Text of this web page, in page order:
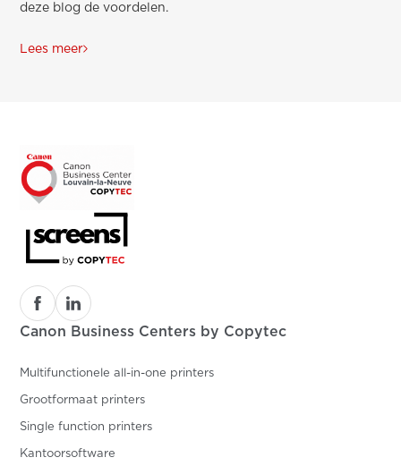
deze blog de voordelen.
Lees meer
Canon Business Centers by Copytec
Multifunctionele all-in-one printers
Grootformaat printers
Single function printers
Kantoorsoftware